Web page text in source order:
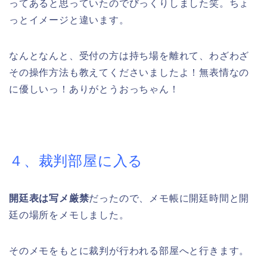
ってあると思っていたのでびっくりしました笑。ちょ
っとイメージと違います。
なんとなんと、受付の方は持ち場を離れて、わざわざ
その操作方法も教えてくださいましたよ！無表情なの
に優しいっ！ありがとうおっちゃん！
４、裁判部屋に入る
開廷表は写メ厳禁だったので、メモ帳に開廷時間と開
廷の場所をメモしました。
そのメモをもとに裁判が行われる部屋へと行きます。